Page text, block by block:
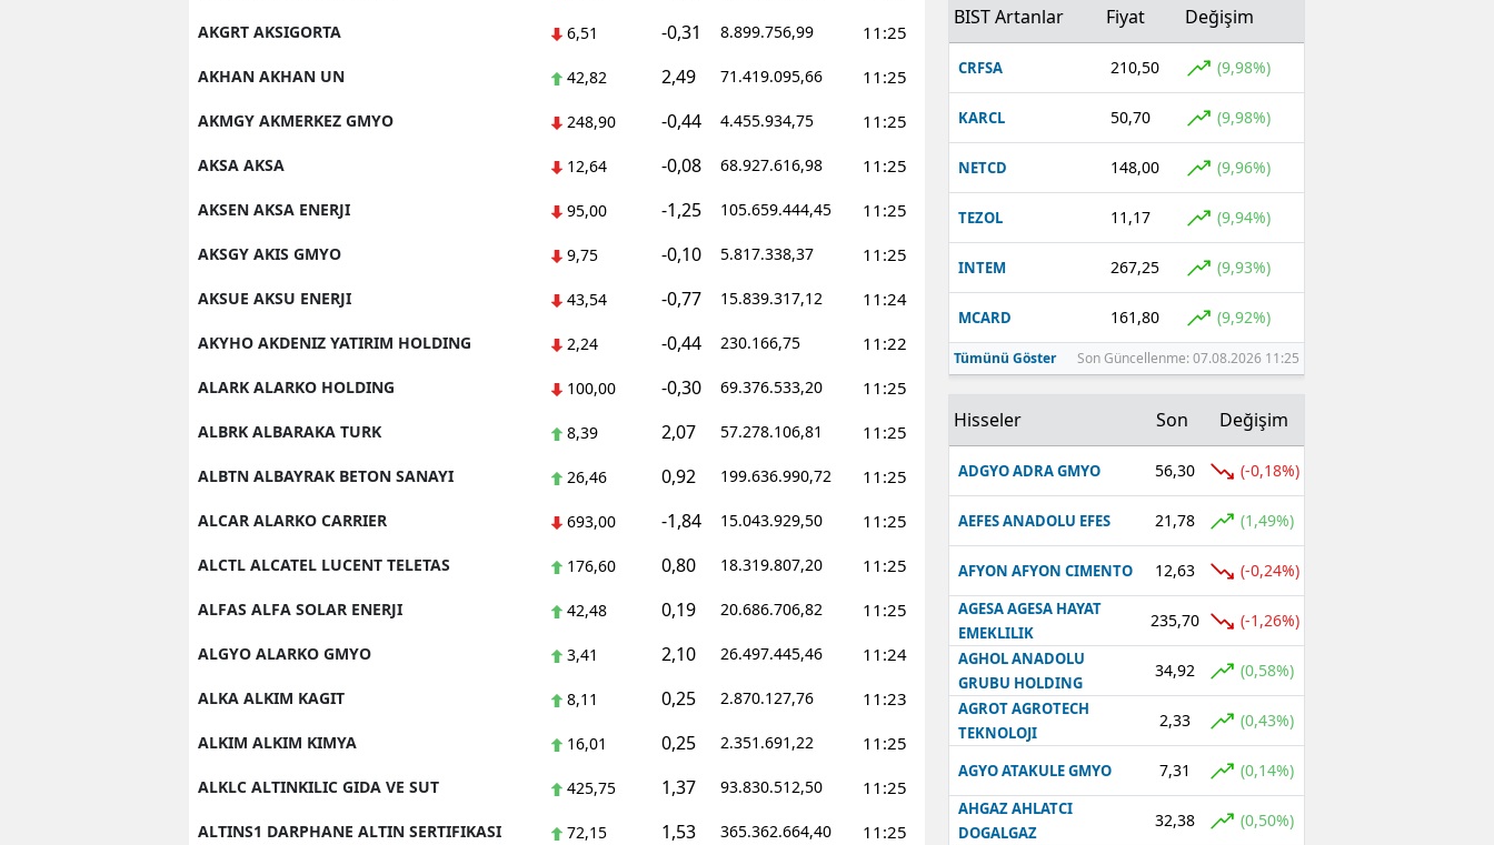
AKGRT AKSIGORTA 6,51 -0,31 8.899.756,99 11:25
AKHAN AKHAN UN 42,82 2,49 71.419.095,66 11:25
AKMGY AKMERKEZ GMYO 248,90 -0,44 4.455.934,75 11:25
AKSA AKSA 12,64 -0,08 68.927.616,98 11:25
AKSEN AKSA ENERJI 95,00 -1,25 105.659.444,45 11:25
AKSGY AKIS GMYO 9,75 -0,10 5.817.338,37 11:25
AKSUE AKSU ENERJI 43,54 -0,77 15.839.317,12 11:24
AKYHO AKDENIZ YATIRIM HOLDING 2,24 -0,44 230.166,75 11:22
ALARK ALARKO HOLDING 100,00 -0,30 69.376.533,20 11:25
ALBRK ALBARAKA TURK 8,39 2,07 57.278.106,81 11:25
ALBTN ALBAYRAK BETON SANAYI 26,46 0,92 199.636.990,72 11:25
ALCAR ALARKO CARRIER 693,00 -1,84 15.043.929,50 11:25
ALCTL ALCATEL LUCENT TELETAS 176,60 0,80 18.319.807,20 11:25
ALFAS ALFA SOLAR ENERJI 42,48 0,19 20.686.706,82 11:25
ALGYO ALARKO GMYO 3,41 2,10 26.497.445,46 11:24
ALKA ALKIM KAGIT 8,11 0,25 2.870.127,76 11:23
ALKIM ALKIM KIMYA 16,01 0,25 2.351.691,22 11:25
ALKLC ALTINKILIC GIDA VE SUT 425,75 1,37 93.830.512,50 11:25
ALTINS1 DARPHANE ALTIN SERTIFIKASI 72,15 1,53 365.362.664,40 11:25
BIST Artanlar Fiyat Değişim
CRFSA 210,50 (9,98%)
KARCL 50,70 (9,98%)
NETCD 148,00 (9,96%)
TEZOL 11,17 (9,94%)
INTEM 267,25 (9,93%)
MCARD 161,80 (9,92%)
Tümünü Göster Son Güncellenme: 07.08.2026 11:25
Hisseler Son Değişim
ADGYO ADRA GMYO 56,30 (-0,18%)
AEFES ANADOLU EFES 21,78 (1,49%)
AFYON AFYON CIMENTO 12,63 (-0,24%)
AGESA AGESA HAYAT
EMEKLILIK
235,70 (-1,26%)
AGHOL ANADOLU
GRUBU HOLDING
34,92 (0,58%)
AGROT AGROTECH
TEKNOLOJI
2,33 (0,43%)
AGYO ATAKULE GMYO 7,31 (0,14%)
AHGAZ AHLATCI
DOGALGAZ
32,38 (0,50%)